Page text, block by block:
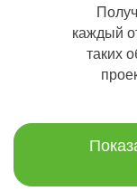
каждый
таких